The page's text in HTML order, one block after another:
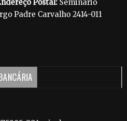
Postal: Seminário
Padre Carvalho 2414-011